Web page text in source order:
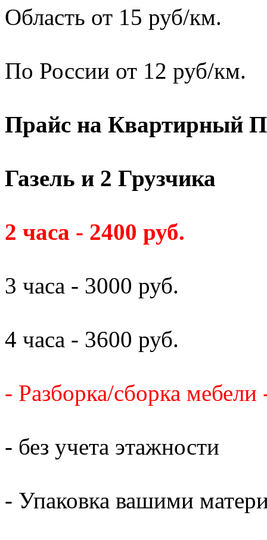
Область от 15 руб/км.
По России от 12 руб/км.
Прайс на Квартирный
Газель и 2 Грузчика
2 часа - 2400 руб.
3 часа - 3000 руб.
4 часа - 3600 руб.
- Разборка/сборка мебели
- без учета этажности
- Упаковка вашими